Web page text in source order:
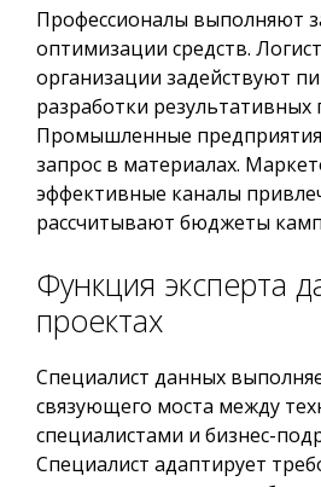
Профессионалы выполняют
оптимизации средств.
организации задействуют
разработки результативных
Промышленные
запрос в материалах.
эффективные каналы
рассчитывают бюджеты
Функция эксперта
проектах
Специалист данных
связующего моста между
специалистами и бизнес-
Специалист адаптирует